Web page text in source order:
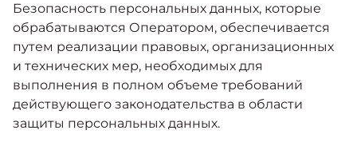
Безопасность персональных данных, которые
обрабатываются Оператором, обеспечивается
путем реализации правовых, организационных
и технических мер, необходимых для
выполнения в полном объеме требований
действующего законодательства в области
защиты персональных данных.